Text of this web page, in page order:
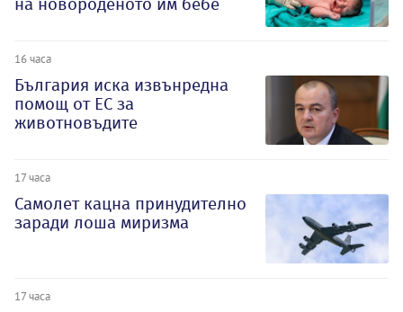
на новороденото им бебе
16 часа
България иска извънредна
помощ от ЕС за
животновъдите
17 часа
Самолет кацна принудително
заради лоша миризма
17 часа